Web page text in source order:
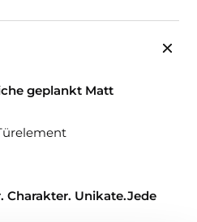
geplankt Matt
Charakter. Unikate.Jede